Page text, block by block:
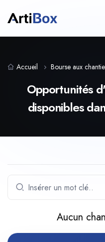
Accueil Bourse aux
Opportunités
disponibles
Aucun